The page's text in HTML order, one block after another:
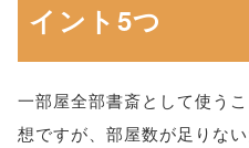
イント5つ
一部屋全部書斎として使う
想ですが、部屋数が足りな